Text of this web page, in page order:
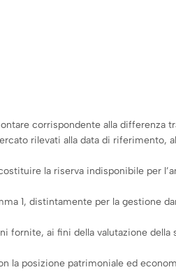
corrispondente alla differenza
rilevati alla data di riferimento,
la riserva indisponibile per
1, distintamente per la gestione
fornite, ai fini della valutazione
la posizione patrimoniale ed